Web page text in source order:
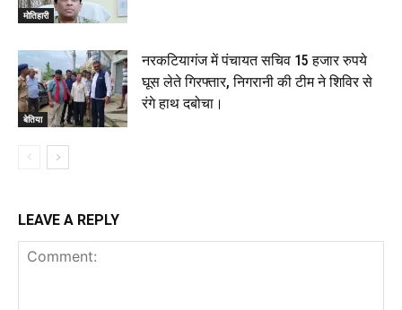
मोतिहारी
बेतिया
नरकटियागंज में पंचायत सचिव 15 हजार रुपये
घूस लेते गिरफ्तार, निगरानी की टीम ने शिविर से
रंगे हाथ दबोचा।
LEAVE A REPLY